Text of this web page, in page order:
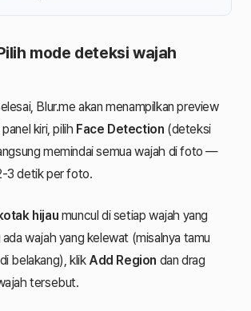
mode deteksi wajah
Blur.me akan menampilkan preview
kiri, pilih Face Detection (deteksi
memindai semua wajah di foto —
3 detik per foto.
hijau muncul di setiap wajah yang
wajah yang kelewat (misalnya tamu
belakang), klik Add Region dan drag
tersebut.